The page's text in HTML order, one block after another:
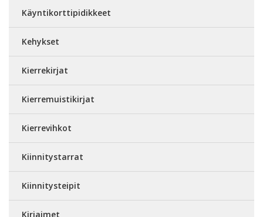
Käyntikorttipidikkeet
Kehykset
Kierrekirjat
Kierremuistikirjat
Kierrevihkot
Kiinnitystarrat
Kiinnitysteipit
Kirjaimet